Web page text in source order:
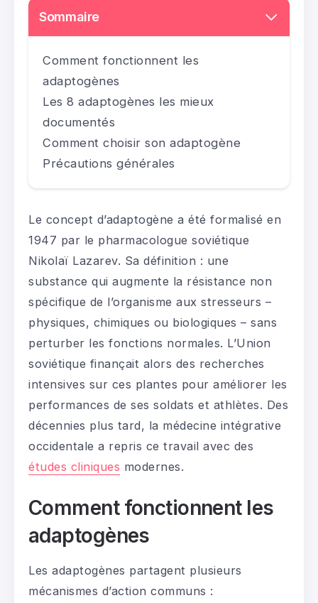
Sommaire
Comment fonctionnent les
adaptogènes
Les 8 adaptogènes les mieux
documentés
Comment choisir son adaptogène
Précautions générales
Le concept d’adaptogène a été formalisé en
1947 par le pharmacologue soviétique
Nikolaï Lazarev. Sa définition : une
substance qui augmente la résistance non
spécifique de l’organisme aux stresseurs –
physiques, chimiques ou biologiques – sans
perturber les fonctions normales. L’Union
soviétique finançait alors des recherches
intensives sur ces plantes pour améliorer les
performances de ses soldats et athlètes. Des
décennies plus tard, la médecine intégrative
occidentale a repris ce travail avec des
études cliniques modernes.
Comment fonctionnent les
adaptogènes
Les adaptogènes partagent plusieurs
mécanismes d’action communs :